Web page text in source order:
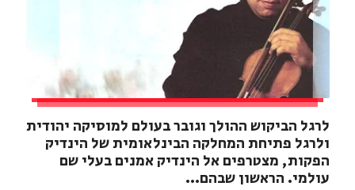
לרגל הביקוש ההולך וגובר בעולם למוסיקה יהודית
ולרגל פתיחת המחלקה הבינלאומית של הינדיק
הפקות, מצטרפים אל הינדיק אמנים בעלי שם
עולמי. הראשון שבהם...